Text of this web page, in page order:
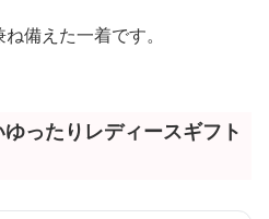
備えた一着です。
ったりレディースギフト